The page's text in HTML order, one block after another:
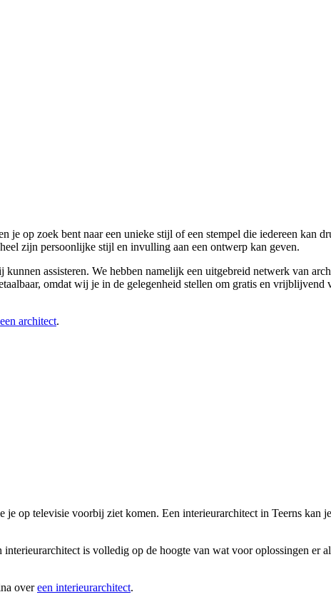
op zoek bent naar een unieke stijl of een stempel die iedereen kan
zijn persoonlijke stijl en invulling aan een ontwerp kan geven.
assisteren. We hebben namelijk een uitgebreid netwerk van
omdat wij je in de gelegenheid stellen om gratis en vrijblijvend
een architect.
op televisie voorbij ziet komen. Een interieurarchitect in Teerns kan
is volledig op de hoogte van wat voor oplossingen er
overeen interieurarchitect.